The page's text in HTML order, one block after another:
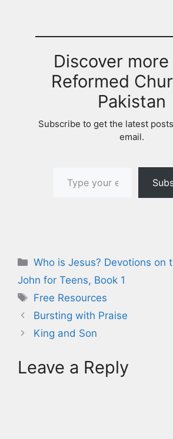
Discover
Reformed
Pakistan
Subscribe to get the latest
email.
Categories
Who is Jesus? Devotions on
John for Teens, Book 1
Tags
Free Resources
Bursting with Praise
King and Son
Leave a Reply